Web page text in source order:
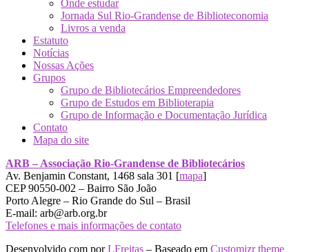
Onde estudar
Jornada Sul Rio-Grandense de Biblioteconomia
Livros a venda
Estatuto
Notícias
Nossas Ações
Grupos
Grupo de Bibliotecários Empreendedores
Grupo de Estudos em Biblioterapia
Grupo de Informação e Documentação Jurídica
Contato
Mapa do site
ARB – Associação Rio-Grandense de Bibliotecários
Av. Benjamin Constant, 1468 sala 301 [mapa]
CEP 90550-002 – Bairro São João
Porto Alegre – Rio Grande do Sul – Brasil
E-mail: arb@arb.org.br
Telefones e mais informações de contato
Desenvolvido com porLFreitas – Baseado em Customizr theme